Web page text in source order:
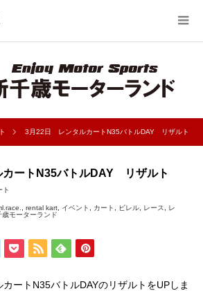
3月22日 レンタルカートN35バトルDAY リザルト
ートN35バトルDAY リザルト
ト
rental kart イベント カート ビレル レース
レ
歳モーターランド
ートN35バトルDAYのリザルトをUPしま